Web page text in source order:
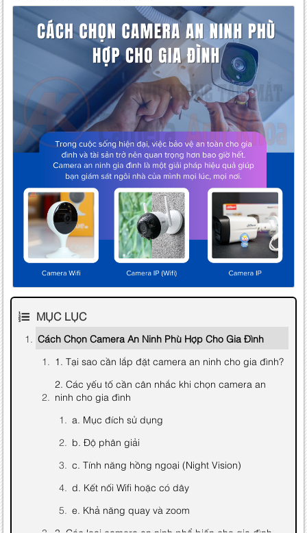
MỤC LỤC
Cách Chọn Camera An Ninh Phù Hợp Cho Gia Đình
1. Tại sao cần lắp đặt camera an ninh cho gia đình?
2. Các yếu tố cần cân nhắc khi chọn camera an
ninh cho gia đình
a. Mục đích sử dụng
b. Độ phân giải
c. Tính năng hồng ngoại (Night Vision)
d. Kết nối Wifi hoặc có dây
e. Khả năng quay và zoom